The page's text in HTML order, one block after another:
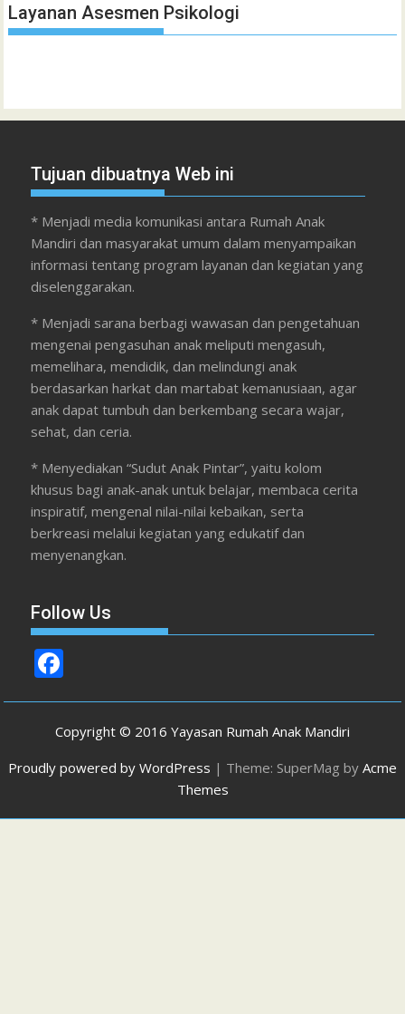
Layanan Asesmen Psikologi
Tujuan dibuatnya Web ini
* Menjadi media komunikasi antara Rumah Anak
Mandiri dan masyarakat umum dalam menyampaikan
informasi tentang program layanan dan kegiatan yang
diselenggarakan.
* Menjadi sarana berbagi wawasan dan pengetahuan
mengenai pengasuhan anak meliputi mengasuh,
memelihara, mendidik, dan melindungi anak
berdasarkan harkat dan martabat kemanusiaan, agar
anak dapat tumbuh dan berkembang secara wajar,
sehat, dan ceria.
* Menyediakan “Sudut Anak Pintar”, yaitu kolom
khusus bagi anak-anak untuk belajar, membaca cerita
inspiratif, mengenal nilai-nilai kebaikan, serta
berkreasi melalui kegiatan yang edukatif dan
menyenangkan.
Follow Us
ac
e
b
o
Copyright © 2016 Yayasan Rumah Anak Mandiri
Proudly powered by WordPress | Theme: SuperMag by Acme
Themes